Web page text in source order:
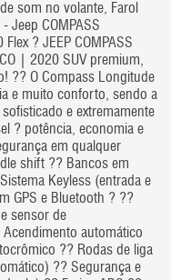
som no volante, Farol
Jeep COMPASS
? JEEP COMPASS
| 2020 SUV premium,
?? O Compass Longitude
e muito conforto, sendo a
e extremamente
? potência, economia e
em qualquer
shift ?? Bancos em
Keyless (entrada e
GPS e Bluetooth ? ??
sensor de
automático
?? Rodas de liga
?? Segurança e